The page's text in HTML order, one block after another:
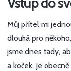
Můj přítel mi
dlouhá pro
jsme dnes tady,
a koček. Je